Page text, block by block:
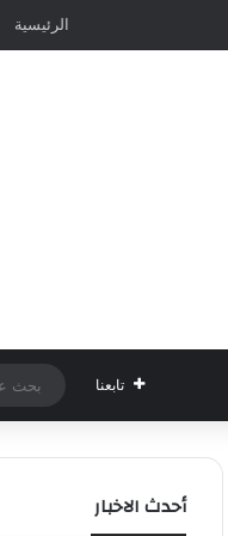
الرئيسية
تابعنا
أحدث الاخبار